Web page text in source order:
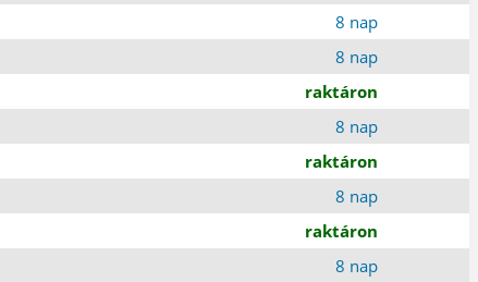
8 nap
8 nap
raktáron
8 nap
raktáron
8 nap
raktáron
8 nap